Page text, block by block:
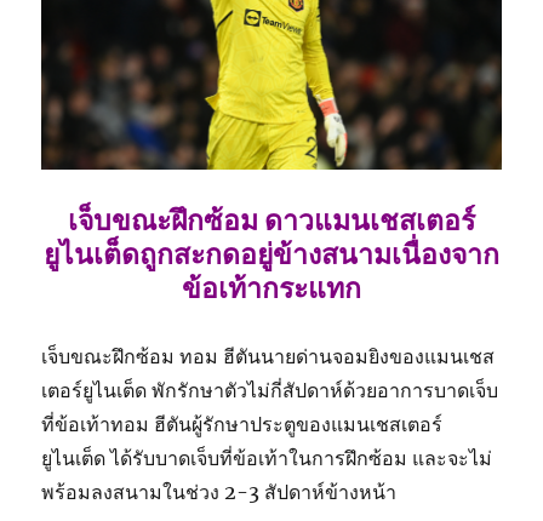
เจ็บขณะฝึกซ้อม ดาวแมนเชสเตอร์
ยูไนเต็ดถูกสะกดอยู่ข้างสนามเนื่องจาก
ข้อเท้ากระแทก
เจ็บขณะฝึกซ้อม ทอม ฮีตันนายด่านจอมยิงของแมนเชส
เตอร์ยูไนเต็ด พักรักษาตัวไม่กี่สัปดาห์ด้วยอาการบาดเจ็บ
ที่ข้อเท้าทอม ฮีตันผู้รักษาประตูของแมนเชสเตอร์
ยูไนเต็ด ได้รับบาดเจ็บที่ข้อเท้าในการฝึกซ้อม และจะไม่
พร้อมลงสนามในช่วง 2-3 สัปดาห์ข้างหน้า